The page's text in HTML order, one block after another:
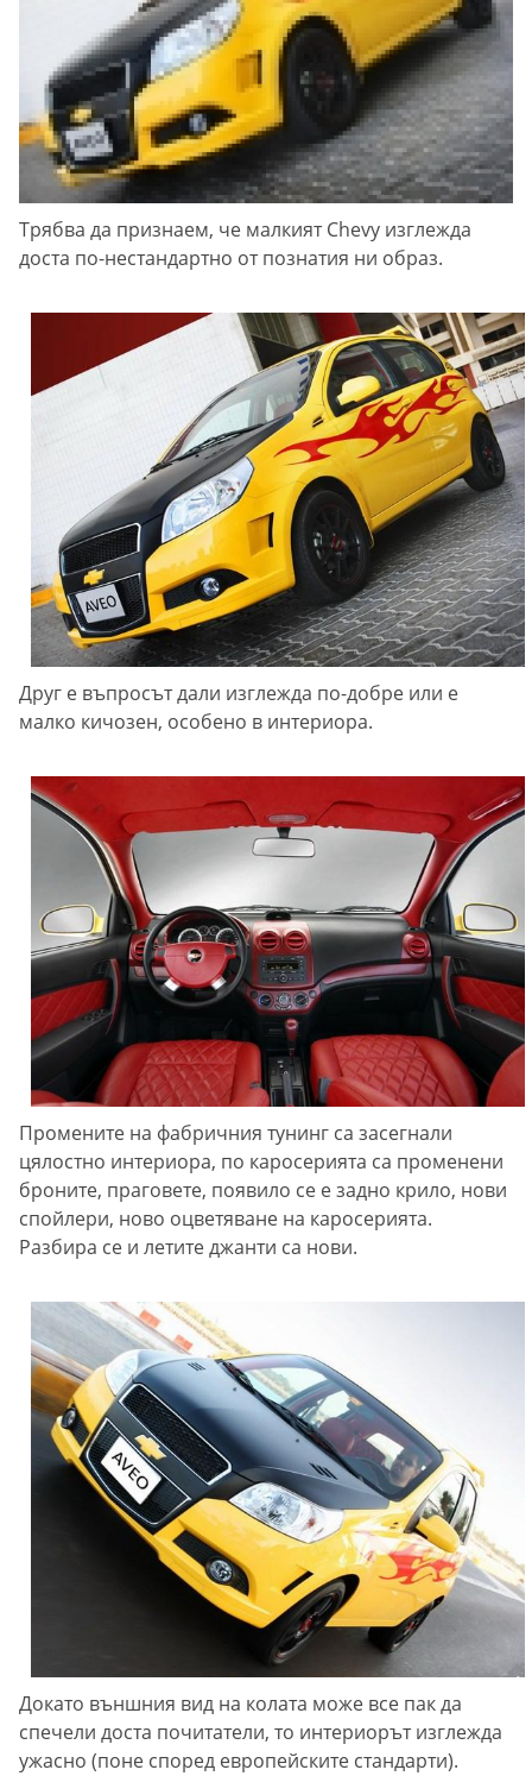
Трябва да признаем, че малкият Chevy изглежда
доста по-нестандартно от познатия ни образ.
Друг е въпросът дали изглежда по-добре или е
малко кичозен, особено в интериора.
Промените на фабричния тунинг са засегнали
цялостно интериора, по каросерията са променени
броните, праговете, появило се е задно крило, нови
спойлери, ново оцветяване на каросерията.
Разбира се и летите джанти са нови.
Докато външния вид на колата може все пак да
спечели доста почитатели, то интериорът изглежда
ужасно (поне според европейските стандарти).